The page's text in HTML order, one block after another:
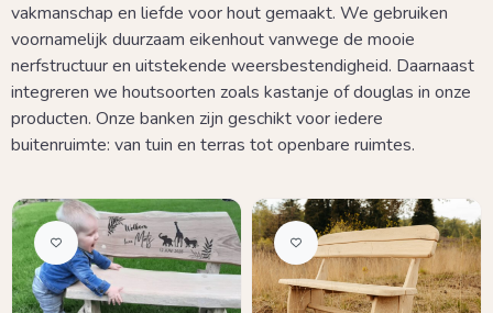
vakmanschap en liefde voor hout gemaakt. We gebruiken
voornamelijk duurzaam eikenhout vanwege de mooie
nerfstructuur en uitstekende weersbestendigheid. Daarnaast
integreren we houtsoorten zoals kastanje of douglas in onze
producten. Onze banken zijn geschikt voor iedere
buitenruimte: van tuin en terras tot openbare ruimtes.